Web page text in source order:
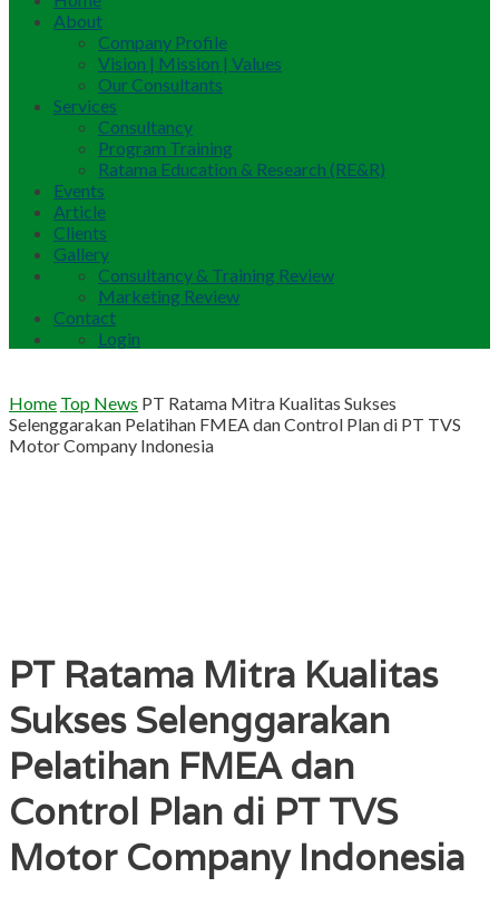
About
Company Profile
Vision | Mission | Values
Our Consultants
Services
Consultancy
Program Training
Ratama Education & Research (RE&R)
Events
Article
Clients
Gallery
Consultancy & Training Review
Marketing Review
Contact
Login
Home Top News PT Ratama Mitra Kualitas Sukses
Selenggarakan Pelatihan FMEA dan Control Plan di PT TVS
Motor Company Indonesia
PT Ratama Mitra Kualitas
Sukses Selenggarakan
Pelatihan FMEA dan
Control Plan di PT TVS
Motor Company Indonesia